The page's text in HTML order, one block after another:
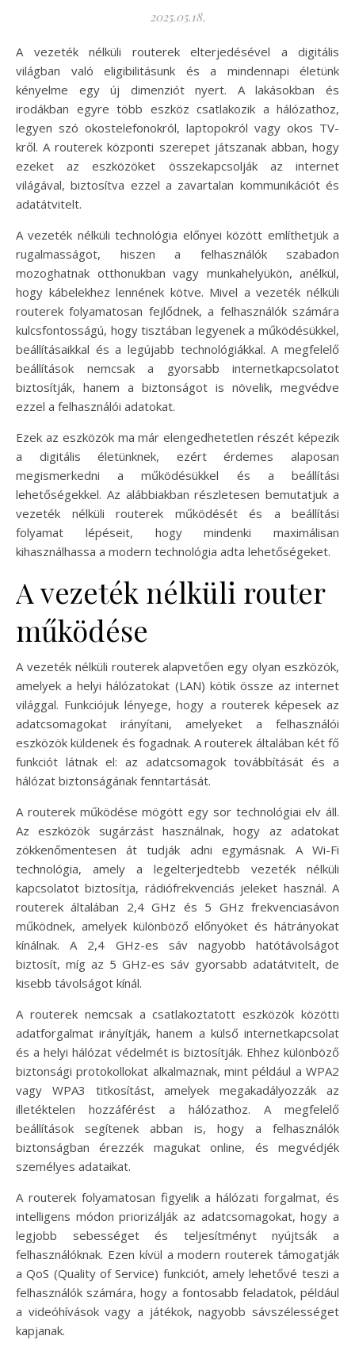
2025.05.18.
A vezeték nélküli routerek elterjedésével a digitális
világban való eligibilitásunk és a mindennapi életünk
kényelme egy új dimenziót nyert. A lakásokban és
irodákban egyre több eszköz csatlakozik a hálózathoz,
legyen szó okostelefonokról, laptopokról vagy okos TV-
kről. A routerek központi szerepet játszanak abban, hogy
ezeket az eszközöket összekapcsolják az internet
világával, biztosítva ezzel a zavartalan kommunikációt és
adatátvitelt.
A vezeték nélküli technológia előnyei között említhetjük a
rugalmasságot, hiszen a felhasználók szabadon
mozoghatnak otthonukban vagy munkahelyükön, anélkül,
hogy kábelekhez lennének kötve. Mivel a vezeték nélküli
routerek folyamatosan fejlődnek, a felhasználók számára
kulcsfontosságú, hogy tisztában legyenek a működésükkel,
beállításaikkal és a legújabb technológiákkal. A megfelelő
beállítások nemcsak a gyorsabb internetkapcsolatot
biztosítják, hanem a biztonságot is növelik, megvédve
ezzel a felhasználói adatokat.
Ezek az eszközök ma már elengedhetetlen részét képezik
a digitális életünknek, ezért érdemes alaposan
megismerkedni a működésükkel és a beállítási
lehetőségekkel. Az alábbiakban részletesen bemutatjuk a
vezeték nélküli routerek működését és a beállítási
folyamat lépéseit, hogy mindenki maximálisan
kihasználhassa a modern technológia adta lehetőségeket.
A vezeték nélküli router
működése
A vezeték nélküli routerek alapvetően egy olyan eszközök,
amelyek a helyi hálózatokat (LAN) kötik össze az internet
világgal. Funkciójuk lényege, hogy a routerek képesek az
adatcsomagokat irányítani, amelyeket a felhasználói
eszközök küldenek és fogadnak. A routerek általában két fő
funkciót látnak el: az adatcsomagok továbbítását és a
hálózat biztonságának fenntartását.
A routerek működése mögött egy sor technológiai elv áll.
Az eszközök sugárzást használnak, hogy az adatokat
zökkenőmentesen át tudják adni egymásnak. A Wi-Fi
technológia, amely a legelterjedtebb vezeték nélküli
kapcsolatot biztosítja, rádiófrekvenciás jeleket használ. A
routerek általában 2,4 GHz és 5 GHz frekvenciasávon
működnek, amelyek különböző előnyöket és hátrányokat
kínálnak. A 2,4 GHz-es sáv nagyobb hatótávolságot
biztosít, míg az 5 GHz-es sáv gyorsabb adatátvitelt, de
kisebb távolságot kínál.
A routerek nemcsak a csatlakoztatott eszközök közötti
adatforgalmat irányítják, hanem a külső internetkapcsolat
és a helyi hálózat védelmét is biztosítják. Ehhez különböző
biztonsági protokollokat alkalmaznak, mint például a WPA2
vagy WPA3 titkosítást, amelyek megakadályozzák az
illetéktelen hozzáférést a hálózathoz. A megfelelő
beállítások segítenek abban is, hogy a felhasználók
biztonságban érezzék magukat online, és megvédjék
személyes adataikat.
A routerek folyamatosan figyelik a hálózati forgalmat, és
intelligens módon priorizálják az adatcsomagokat, hogy a
legjobb sebességet és teljesítményt nyújtsák a
felhasználóknak. Ezen kívül a modern routerek támogatják
a QoS (Quality of Service) funkciót, amely lehetővé teszi a
felhasználók számára, hogy a fontosabb feladatok, például
a videóhívások vagy a játékok, nagyobb sávszélességet
kapjanak.